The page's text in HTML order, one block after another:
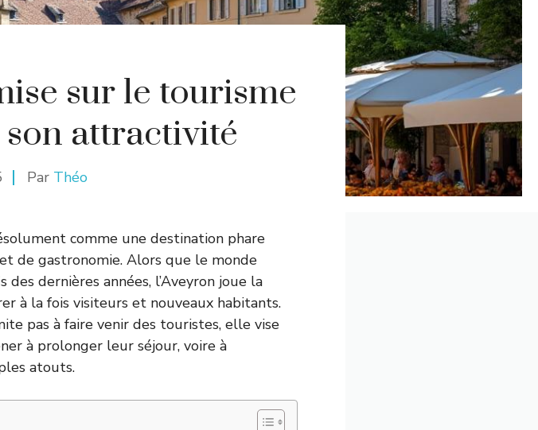
sur le tourisme
attractivité
Par Théo
comme une destination phare
de gastronomie. Alors que le monde
dernières années, l’Aveyron joue la
à la fois visiteurs et nouveaux habitants.
pas à faire venir des touristes, elle vise
à prolonger leur séjour, voire à
atouts.